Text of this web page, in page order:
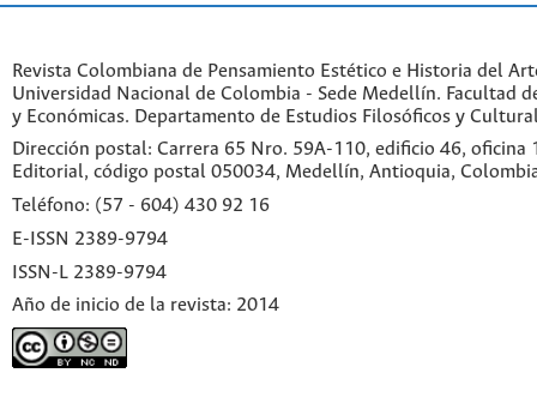
Revista Colombiana de Pensamiento Estético e Historia del
Universidad Nacional de Colombia - Sede Medellín. Facultad
y Económicas. Departamento de Estudios Filosóficos y
Dirección postal: Carrera 65 Nro. 59A-110, edificio 46, oficina
Editorial, código postal 050034, Medellín, Antioquia,
Teléfono: (57 - 604) 430 92 16
E-ISSN 2389-9794
ISSN-L 2389-9794
Año de inicio de la revista: 2014